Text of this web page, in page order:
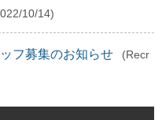
10/14)
フ募集のお知らせ
(Recr